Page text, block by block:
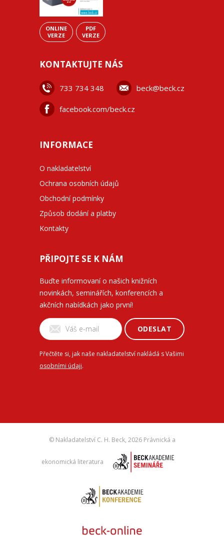
ONLINE
VERZE
PDF
VERZE
KONTAKTUJTE NÁS
733 734 348 beck@beck.cz
facebook.com/beck.cz
INFORMACE
O nakladatelství
Ochrana osobních údajů
Obchodní podmínky
Způsob dodání a platby
Kontakty
PŘIPOJTE SE K NÁM
Buďte informovaní o našich knižních
novinkách, seminářích, konferencích a
akčních nabídkách jako první!
ODESLAT
Přečtěte si, jak naše nakladatelství nakládá s Vašimi
osobními údaji.
© Nakladatelství C. H. Beck, 2026 Právnická a
ekonomická literatura